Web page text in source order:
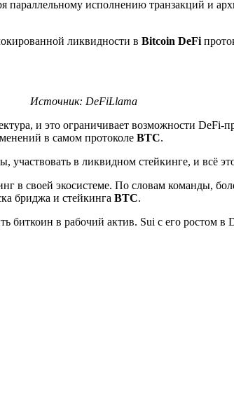
параллельному исполнению транзакций и
ликвидности в Bitcoin DeFi
Источник: DeFiLlama
и это ограничивает возможности
в самом протоколе BTC.
в ликвидном стейкинге, и всё
в своей экосистеме. По словам команды,
бриджа и стейкинга BTC.
в рабочий актив. Sui с его ростом в